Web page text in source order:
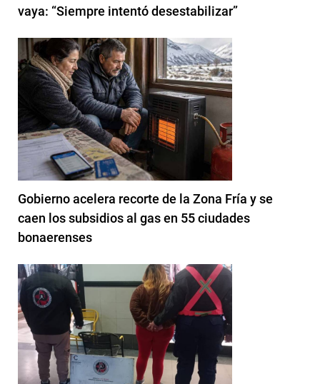
vaya: “Siempre intentó desestabilizar”
Gobierno acelera recorte de la Zona Fría y se
caen los subsidios al gas en 55 ciudades
bonaerenses